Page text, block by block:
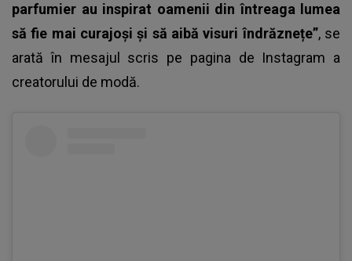
parfumier au inspirat oamenii din întreaga lumea
să fie mai curajoși și să aibă visuri îndrăznețe”, se
arată în mesajul scris pe pagina de Instagram a
creatorului de modă.